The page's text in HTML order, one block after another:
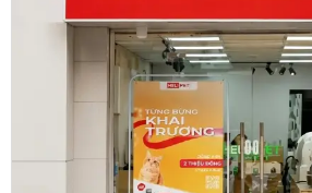
hoặc lông dài, việc chải lông và
loại bỏ lông chết, giảm tình trạng
và giúp thú cưng luôn cảm thấy
việc sấy khô đúng cách cũng rất
ẩm da, tránh cảm lạnh và giảm
Hiện nay, nhiều “sen” lựa chọn